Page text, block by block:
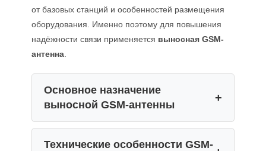
от базовых станций и особенностей размещения
оборудования. Именно поэтому для повышения
надёжности связи применяется выносная GSM-
антенна.
Основное назначение
выносной GSM-антенны
Технические особенности GSM-